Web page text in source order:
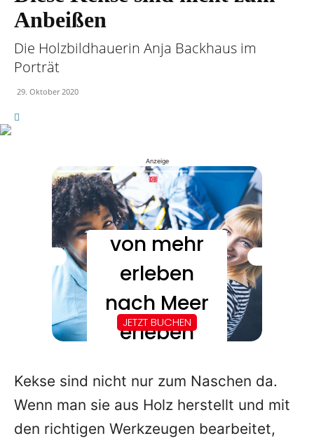
Anbeißen
Die Holzbildhauerin Anja Backhaus im
Porträt
29. Oktober 2020
Anzeige
Kekse sind nicht nur zum Naschen da.
Wenn man sie aus Holz herstellt und mit
den richtigen Werkzeugen bearbeitet,